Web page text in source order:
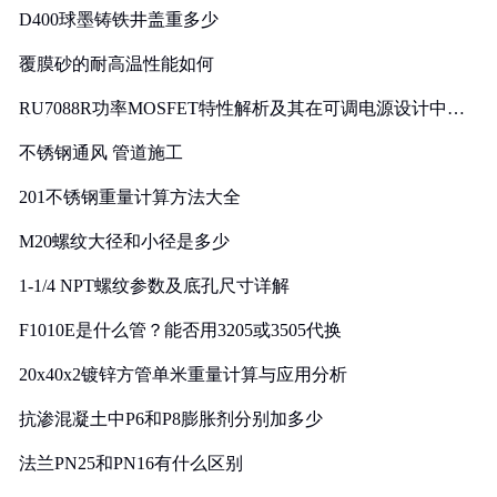
D400球墨铸铁井盖重多少
覆膜砂的耐高温性能如何
RU7088R功率MOSFET特性解析及其在可调电源设计中的
不锈钢通风 管道施工
201不锈钢重量计算方法大全
M20螺纹大径和小径是多少
1-1/4 NPT螺纹参数及底孔尺寸详解
F1010E是什么管？能否用3205或3505代换
20x40x2镀锌方管单米重量计算与应用分析
抗渗混凝土中P6和P8膨胀剂分别加多少
法兰PN25和PN16有什么区别